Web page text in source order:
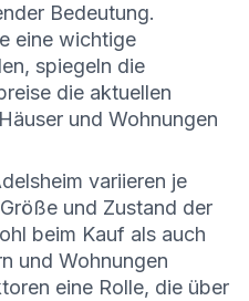
Bedeutung.
eine wichtige
spiegeln die
die aktuellen
und Wohnungen
variieren je
und Zustand der
beim Kauf als auch
und Wohnungen
eine Rolle, die über